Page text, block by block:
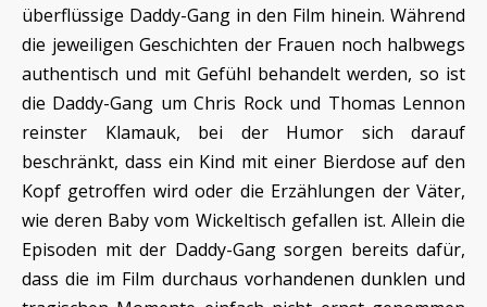
überflüssige Daddy-Gang in den Film hinein. Während
die jeweiligen Geschichten der Frauen noch halbwegs
authentisch und mit Gefühl behandelt werden, so ist
die Daddy-Gang um Chris Rock und Thomas Lennon
reinster Klamauk, bei der Humor sich darauf
beschränkt, dass ein Kind mit einer Bierdose auf den
Kopf getroffen wird oder die Erzählungen der Väter,
wie deren Baby vom Wickeltisch gefallen ist. Allein die
Episoden mit der Daddy-Gang sorgen bereits dafür,
dass die im Film durchaus vorhandenen dunklen und